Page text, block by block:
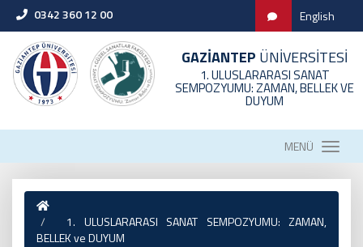
0342 360 12 00 English
GAZİANTEP ÜNİVERSİTESİ
1. ULUSLARARASI SANAT
SEMPOZYUMU: ZAMAN, BELLEK VE
DUYUM
MENÜ
1. ULUSLARARASI SANAT SEMPOZYUMU: ZAMAN,
BELLEK ve DUYUM